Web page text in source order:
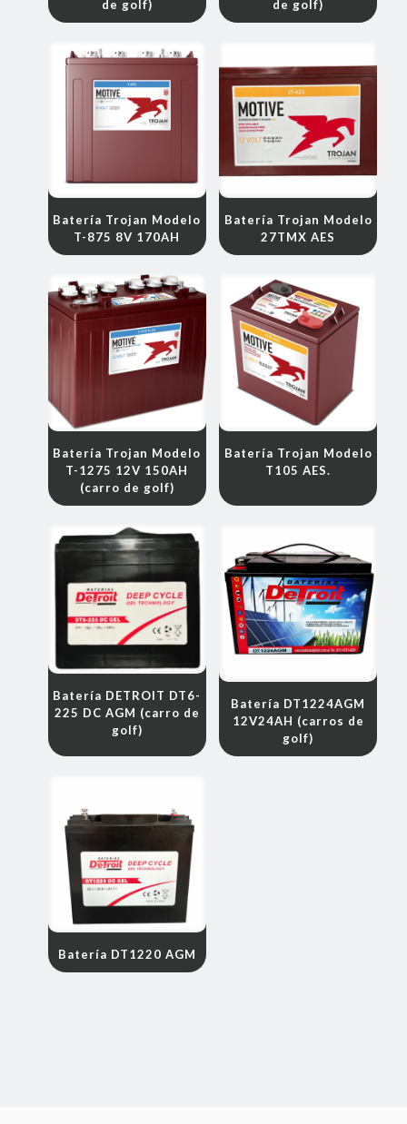
de golf) de golf)
Batería Trojan Modelo
T-875 8V 170AH
Batería Trojan Modelo
27TMX AES
Batería Trojan Modelo
T-1275 12V 150AH
(carro de golf)
Batería Trojan Modelo
T105 AES.
Batería DETROIT DT6-
225 DC AGM (carro de
golf)
Batería DT1224AGM
12V24AH (carros de
golf)
Batería DT1220 AGM